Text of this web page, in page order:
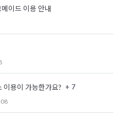
이드 이용 안내
이용이 가능한가요? + 7